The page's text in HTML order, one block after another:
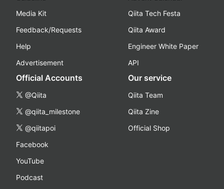
Media Kit
Feedback/Requests
Help
Advertisement
Qiita Tech Festa
Qiita Award
Engineer White Paper
API
Official Accounts
@Qiita
@qiita_milestone
@qiitapoi
Facebook
YouTube
Podcast
Our service
Qiita Team
Qiita Zine
Official Shop